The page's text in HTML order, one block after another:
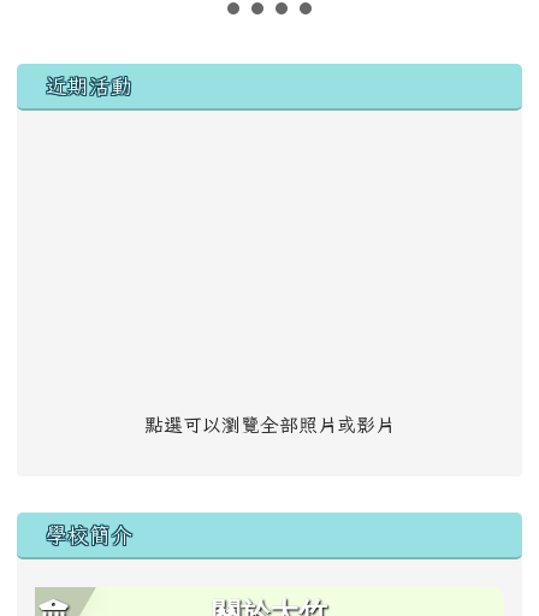
左邊區域內容
近期活動
點選可以瀏覽全部照片或影片
學校簡介